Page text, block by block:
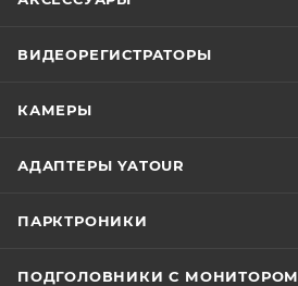
ВИДЕОРЕГИСТРАТОРЫ
КАМЕРЫ
АДАПТЕРЫ YATOUR
ПАРКТРОНИКИ
ПОДГОЛОВНИКИ С МОНИТОРОМ